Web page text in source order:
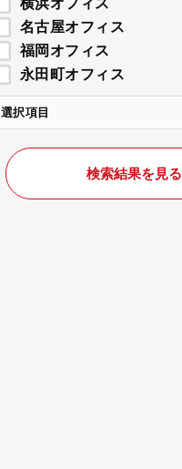
横浜オフィス
名古屋オフィス
福岡オフィス
永田町オフィス
選択項目
検索結果を見る